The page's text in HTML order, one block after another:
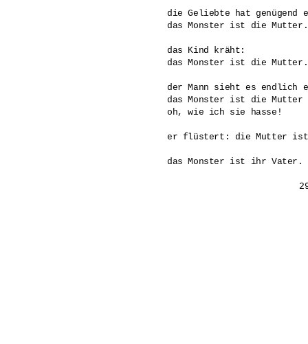
die Geliebte hat genügend
das Monster ist die Mutter.
das Kind kräht:
das Monster ist die Mutter.
der Mann sieht es endlich
das Monster ist die Mutter
oh, wie ich sie hasse!
er flüstert: die Mutter
das Monster ist ihr Vater.